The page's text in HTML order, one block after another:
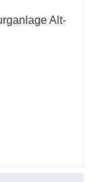
Alt-